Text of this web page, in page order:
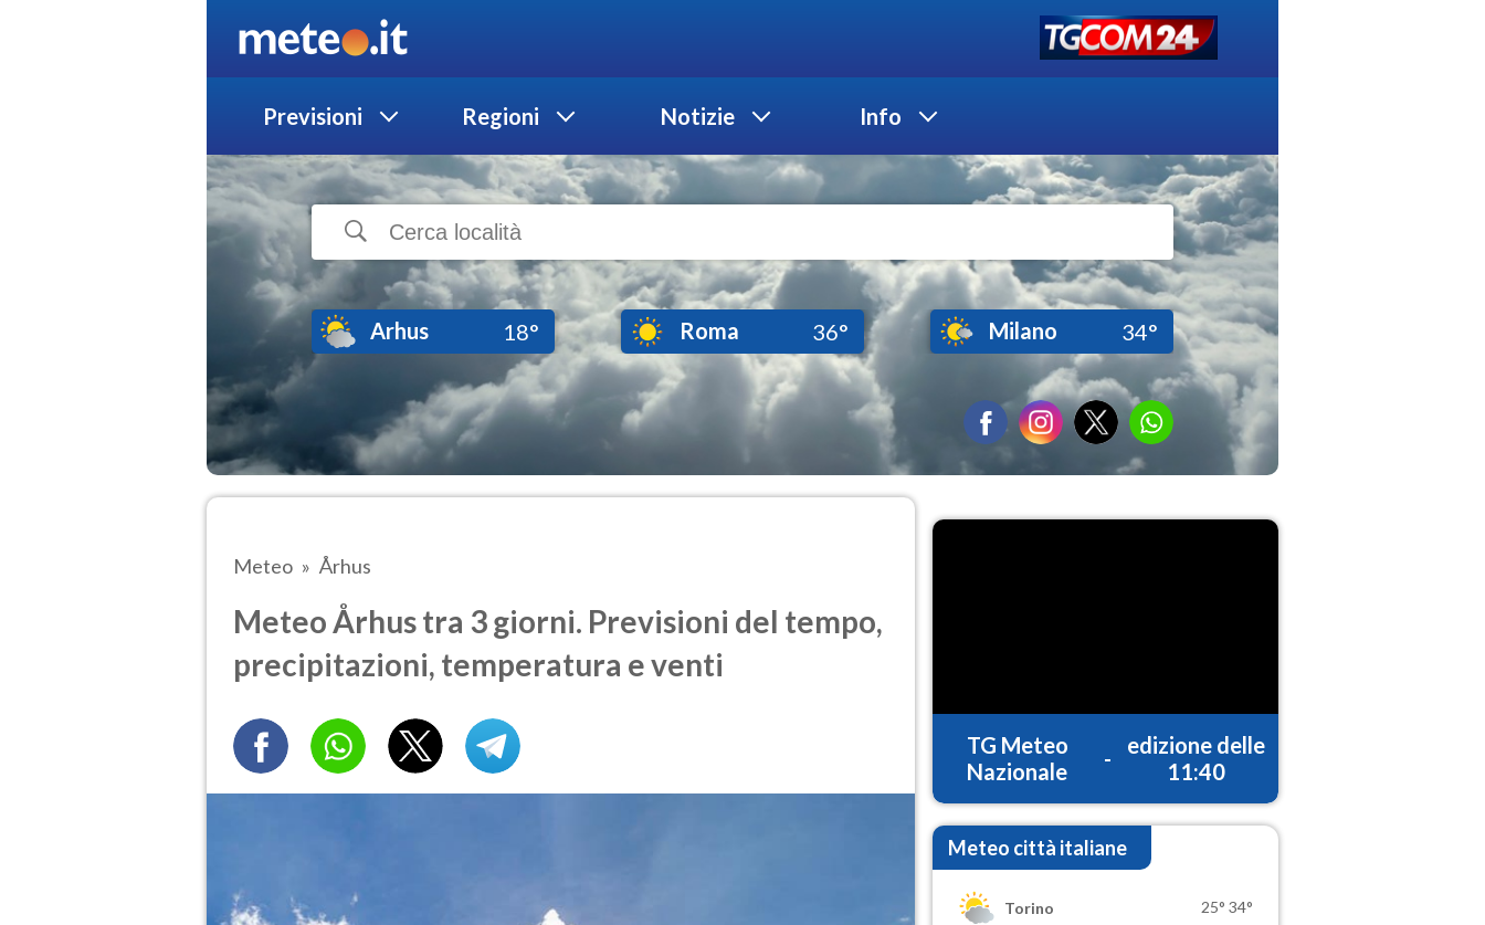
Previsioni Regioni Notizie Info
Arhus 18° Roma 36° Milano 34°
Meteo Århus
Meteo Århus tra 3 giorni. Previsioni del tempo,
precipitazioni, temperatura e venti
TG Meteo
Nazionale
-
edizione delle
11:40
Meteo città italiane
Torino 25° 34°